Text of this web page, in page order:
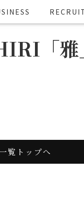
「雅
覧トップへ